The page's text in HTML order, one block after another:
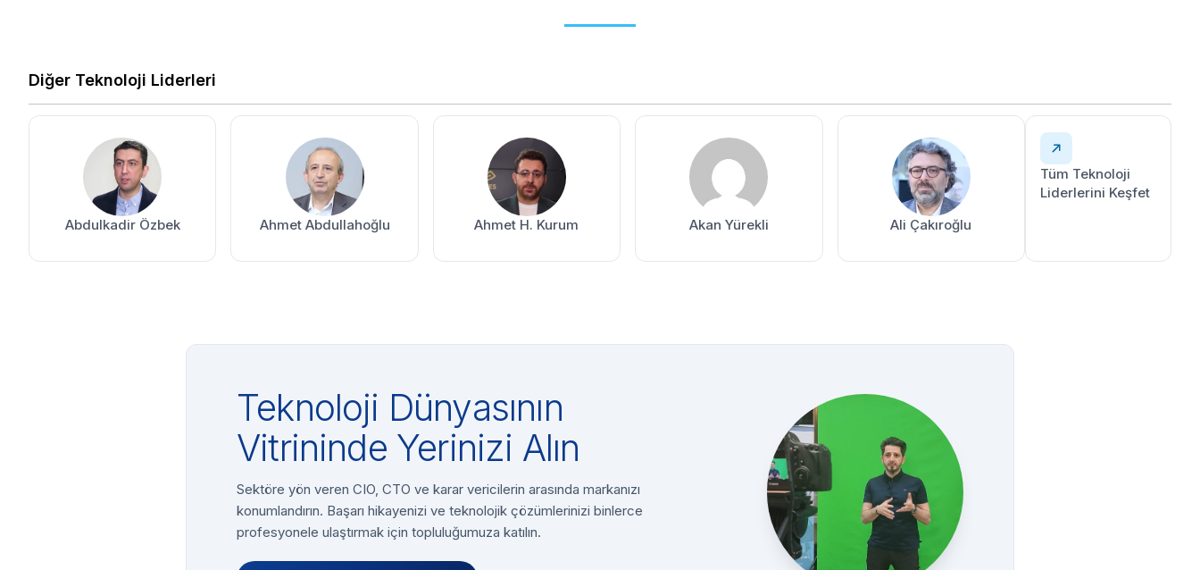
Diğer Teknoloji Liderleri
Abdulkadir Özbek Ahmet Abdullahoğlu Ahmet H. Kurum Akan Yürekli Ali Çakıroğlu
Tüm Teknoloji
Liderlerini Keşfet
Teknoloji Dünyasının
Vitrininde Yerinizi Alın
Sektöre yön veren CIO, CTO ve karar vericilerin arasında markanızı
konumlandırın. Başarı hikayenizi ve teknolojik çözümlerinizi binlerce
profesyonele ulaştırmak için topluluğumuza katılın.